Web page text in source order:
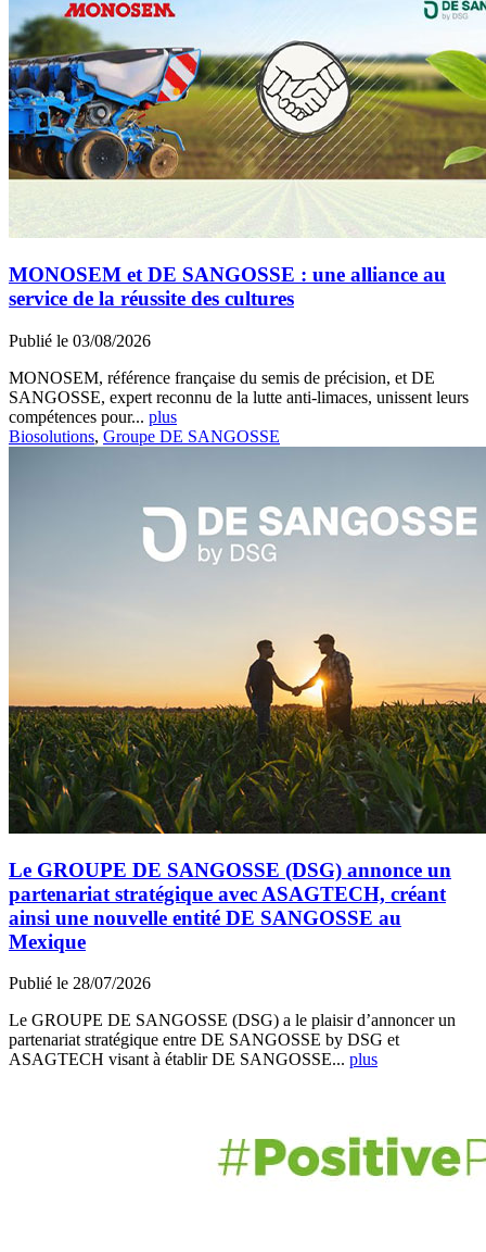
MONOSEM et DE SANGOSSE : une alliance au
service de la réussite des cultures
Publié le 03/08/2026
MONOSEM, référence française du semis de précision, et DE
SANGOSSE, expert reconnu de la lutte anti-limaces, unissent leurs
compétences pour... plus
Biosolutions, Groupe DE SANGOSSE
Le GROUPE DE SANGOSSE (DSG) annonce un
partenariat stratégique avec ASAGTECH, créant
ainsi une nouvelle entité DE SANGOSSE au
Mexique
Publié le 28/07/2026
Le GROUPE DE SANGOSSE (DSG) a le plaisir d’annoncer un
partenariat stratégique entre DE SANGOSSE by DSG et
ASAGTECH visant à établir DE SANGOSSE... plus